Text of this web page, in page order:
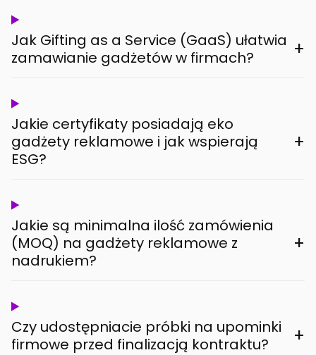
Jak Gifting as a Service (GaaS) ułatwia
zamawianie gadżetów w firmach?
+
Jakie certyfikaty posiadają eko
gadżety reklamowe i jak wspierają
ESG?
+
Jakie są minimalna ilość zamówienia
(MOQ) na gadżety reklamowe z
nadrukiem?
+
Czy udostępniacie próbki na upominki
firmowe przed finalizacją kontraktu?
+